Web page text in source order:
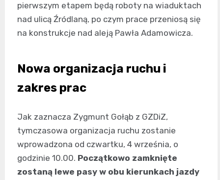
pierwszym etapem będą roboty na wiaduktach
nad ulicą Źródlaną, po czym prace przeniosą się
na konstrukcje nad aleją Pawła Adamowicza.
Nowa organizacja ruchu i
zakres prac
Jak zaznacza Zygmunt Gołąb z GZDiZ,
tymczasowa organizacja ruchu zostanie
wprowadzona od czwartku, 4 września, o
godzinie 10.00. Początkowo zamknięte
zostaną lewe pasy w obu kierunkach jazdy